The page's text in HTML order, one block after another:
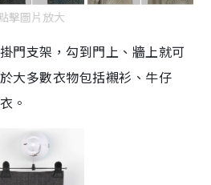
擊圖片放大
門支架，勾到門上、牆上就可
大多數衣物包括襯衫、牛仔
。